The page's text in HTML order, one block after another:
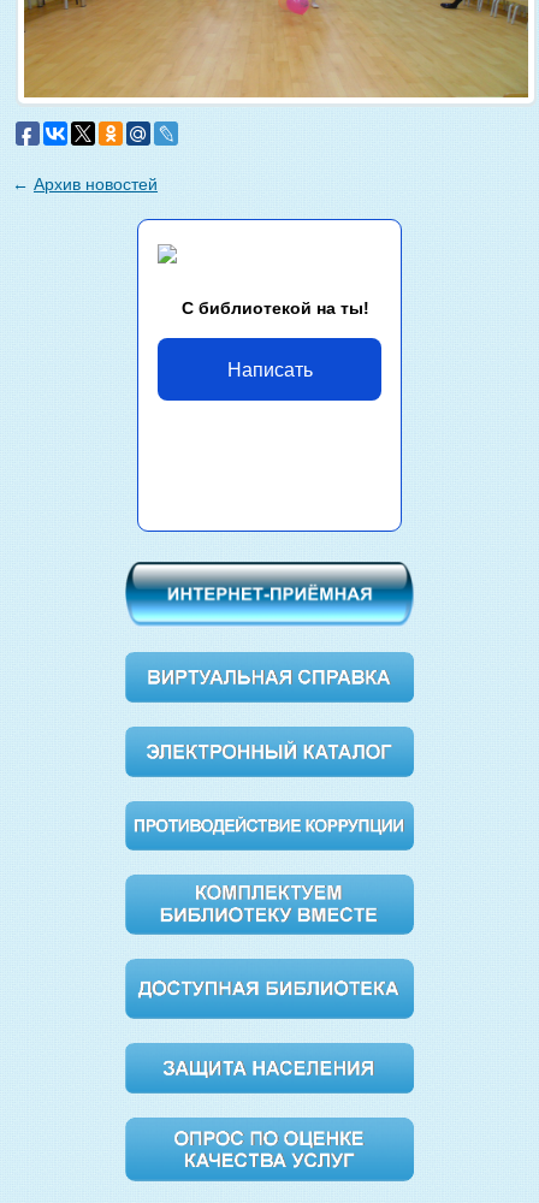
← Архив новостей
С библиотекой на ты!
Написать